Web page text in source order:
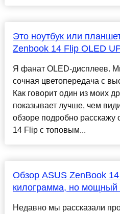
Это ноутбук или
Zenbook 14 Flip OLED
Я фанат OLED-дисплеев.
сочная цветопередача с
Как говорит один из моих
показывает лучше, чем
обзоре подробно расскажу
14 Flip с топовым...
Обзор ASUS ZenBook
килограмма, но мощный
Недавно мы рассказали